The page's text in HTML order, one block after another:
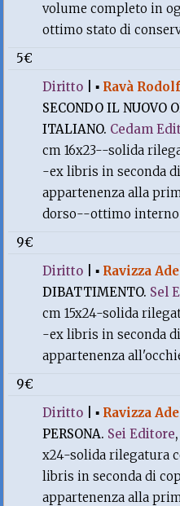
volume completo in
ottimo stato di
5€
Diritto |▪ Ravà
SECONDO IL NUOVO
ITALIANO. Cedam
cm 16x23--solida
-ex libris in seconda
appartenenza alla
dorso--ottimo interno
9€
Diritto |▪ Ravizza
DIBATTIMENTO. Sel
cm 15x24-solida
-ex libris in seconda
appartenenza
9€
Diritto |▪ Ravizza
PERSONA. Sei Editore
x24-solida rilegatura
libris in seconda di
appartenenza alla